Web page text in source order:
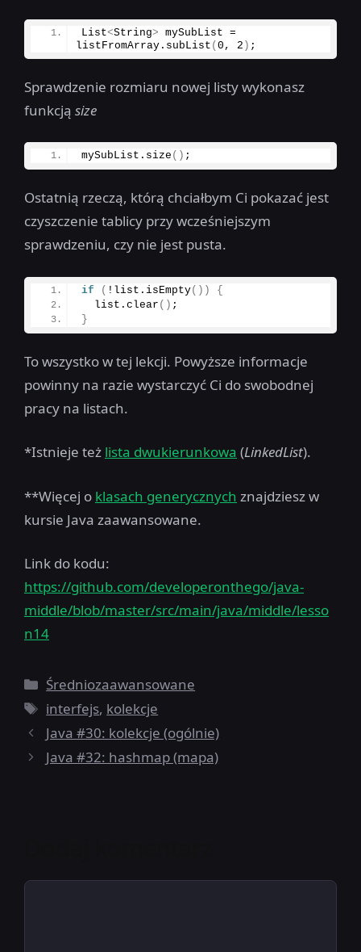
List<String> mySubList =
listFromArray. subList (0 , 2 ) ;
Sprawdzenie rozmiaru nowej listy wykonasz
funkcją size
mySubList. size () ;
Ostatnią rzeczą, którą chciałbym Ci pokazać jest
czyszczenie tablicy przy wcześniejszym
sprawdzeniu, czy nie jest pusta.
if ( !list. isEmpty())
{
  list.
clear () ;
}
To wszystko w tej lekcji. Powyższe informacje
powinny na razie wystarczyć Ci do swobodnej
pracy na listach.
*Istnieje też lista dwukierunkowa (LinkedList).
**Więcej o klasach generycznych znajdziesz w
kursie Java zaawansowane.
Link do kodu:
https://github.com/developeronthego/java-
middle/blob/master/src/main/java/middle/lesso
n14
Kategorie
Średniozaawansowane
Tagi
interfejs, kolekcje
Java #30: kolekcje (ogólnie)
Java #32: hashmap (mapa)
Komentarz